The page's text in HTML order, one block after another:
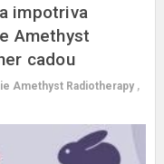
impotriva
Amethyst
cadou
Amethyst Radiotherapy ,